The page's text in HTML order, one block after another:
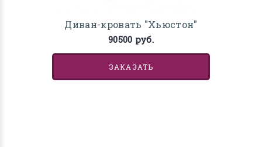
Диван-кровать "Хьюстон"
90500 руб.
ЗАКАЗАТЬ